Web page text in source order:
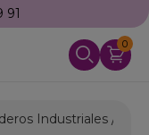
91
0
Industriales